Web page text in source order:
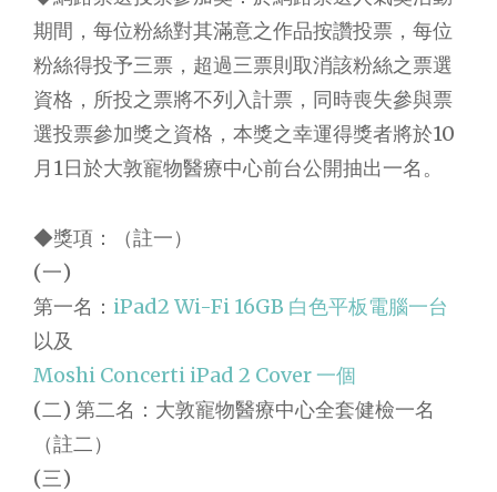
期間，每位粉絲對其滿意之作品按讚投票，每位
粉絲得投予三票，超過三票則取消該粉絲之票選
資格，所投之票將不列入計票，同時喪失參與票
選投票參加獎之資格，本獎之幸運得獎者將於10
月1日於大敦寵物醫療中心前台公開抽出一名。
◆獎項：（註一）
(一)
第一名： iPad2 Wi-Fi 16GB 白色平板電腦一台
以及
Moshi Concerti iPad 2 Cover 一個
(二) 第二名：大敦寵物醫療中心全套健檢一名
（註二）
(三)